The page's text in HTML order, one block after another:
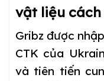
vật liệu
Gribz được
CTK của
và tiên tiến